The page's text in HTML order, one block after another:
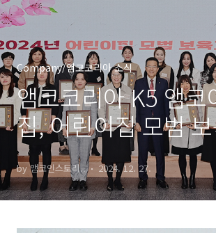
Company/앰코코리아 소식
앰코코리아 K5 앰코
집, 어린이집 모범
원 표창
by 앰코인스토리.. 2024. 12. 27.